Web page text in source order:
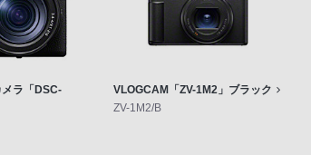
ラ「DSC-
VLOGCAM「ZV-1M2」ブラック
ZV-1M2/B